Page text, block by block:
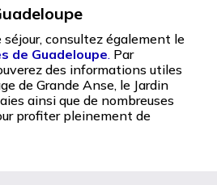
séjour, consultez également le
de Guadeloupe. Par
des informations utiles
de Grande Anse, le Jardin
ainsi que de nombreuses
profiter pleinement de